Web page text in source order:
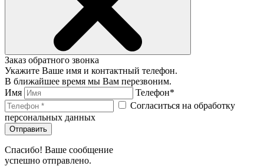
Заказ обратного звонка
Укажите Ваше имя и контактный телефон.
В ближайшее время мы Вам перезвоним.
Имя
Телефон*
Согласиться на обработку
персональных данных
Отправить
Спасибо! Ваше сообщение
успешно отправлено.